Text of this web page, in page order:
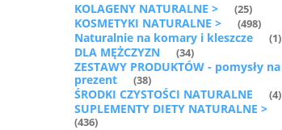
KOLAGENY NATURALNE > (25)
KOSMETYKI NATURALNE > (498)
Naturalnie na komary i kleszcze (1)
DLA MĘŻCZYZN (34)
ZESTAWY PRODUKTÓW - pomysły na
prezent
(38)
ŚRODKI CZYSTOŚCI NATURALNE (4)
SUPLEMENTY DIETY NATURALNE >
(436)